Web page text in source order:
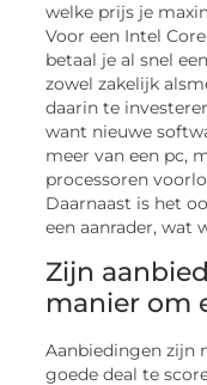
welke prijs je
Voor een Intel
betaal je al snel
zowel zakelijk
daarin te
want nieuwe
meer van een pc,
processoren
Daarnaast is het
een aanrader, wat
Zijn
manier om
Aanbiedingen zijn
goede deal te